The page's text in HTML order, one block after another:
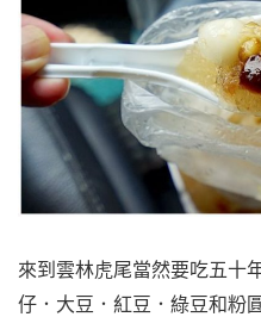
來到雲林虎尾當然要吃五十
仔．大豆．紅豆．綠豆和粉